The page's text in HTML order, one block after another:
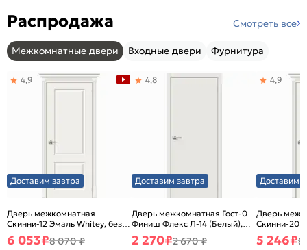
Распродажа Смотреть все
Межкомнатные двери Входные двери Фурнитура
Доставим завтра
Дверь межкомнатная
Скинни-12 Эмаль Whitey, без
декора, глухая, без стекла,
без кромки, скиновая
4,9
6 053₽8 070 ₽
Доставим завтра
Дверь межкомнатная Гост-0
Финиш Флекс Л-14 (Белый),
глухая, каркасно-щитовая
4,8
2 270₽2 670 ₽
Доставим
Дверь
Скинни-20
декора,
без кромки,
4,9
5 246₽8